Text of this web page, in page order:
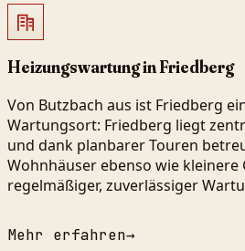
Heizungswartung in Friedberg
Von Butzbach aus ist Friedberg
Wartungsort: Friedberg liegt
und dank planbarer Touren
Wohnhäuser ebenso wie
regelmäßiger, zuverlässiger
Mehr erfahren→